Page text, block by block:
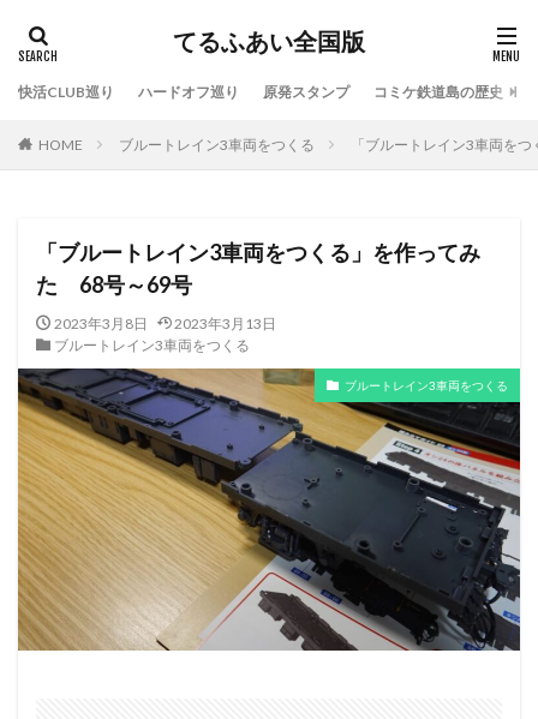
てるふあい全国版
快活CLUB巡り ハードオフ巡り 原発スタンプ コミケ鉄道島の歴史
HOME ブルートレイン3車両をつくる 「ブルートレイン3車両を
「ブルートレイン3車両をつくる」を作ってみ
た 68号～69号
2023年3月8日
2023年3月13日
ブルートレイン3車両をつくる
ブルートレイン3車両をつくる